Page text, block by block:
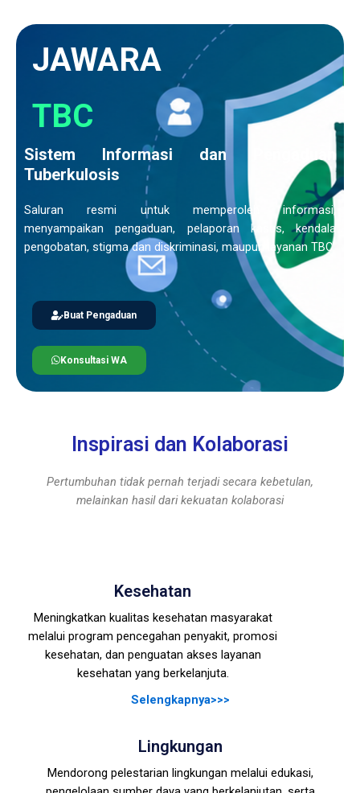
JAWARA
TBC
Sistem Informasi dan Pengaduan
Tuberkulosis
Saluran resmi untuk memperoleh informasi,
menyampaikan pengaduan, pelaporan kasus, kendala
pengobatan, stigma dan diskriminasi, maupun layanan TBC.
Buat Pengaduan
Konsultasi WA
Inspirasi dan Kolaborasi
Pertumbuhan tidak pernah terjadi secara kebetulan,
melainkan hasil dari kekuatan kolaborasi
Kesehatan
Meningkatkan kualitas kesehatan masyarakat
melalui program pencegahan penyakit, promosi
kesehatan, dan penguatan akses layanan
kesehatan yang berkelanjuta.
Selengkapnya>>>
Lingkungan
Mendorong pelestarian lingkungan melalui edukasi,